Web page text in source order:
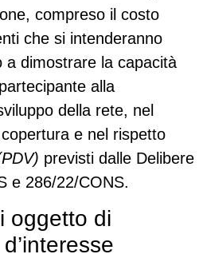
compreso il costo
che si intenderanno
a dimostrare la capacità
alla
della rete, nel
e nel rispetto
previsti dalle Delibere
e 286/22/CONS.
oggetto di